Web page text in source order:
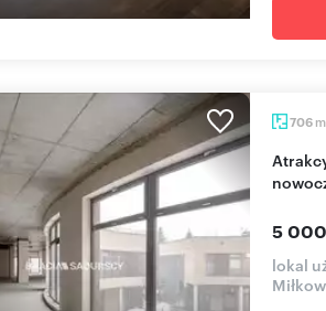
706 m
Atrakcyjny lokal usługowo-biurowy 706 m2 w
5
lokal